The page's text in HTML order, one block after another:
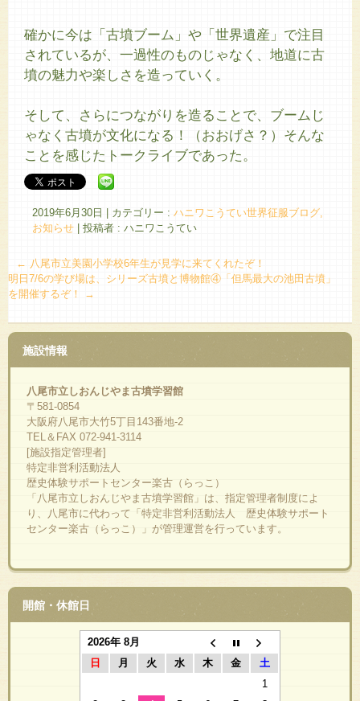
確かに今は「古墳ブーム」や「世界遺産」で注目
されているが、一過性のものじゃなく、地道に古
墳の魅力や楽しさを造っていく。
そして、さらにつながりを造ることで、ブームじ
ゃなく古墳が文化になる！（おおげさ？）そんな
ことを感じたトークライブであった。
2019年6月30日 カテゴリー : ハニワこうてい世界征服ブログ,
お知らせ
投稿者 : ハニワこうてい
← 八尾市立美園小学校6年生が見学に来てくれたぞ！
明日7/6の学び場は、シリーズ古墳と博物館④「但馬最大の池田古墳」
を開催するぞ！
→
施設情報
八尾市立しおんじやま古墳学習館
〒581-0854
大阪府八尾市大竹5丁目143番地-2
TEL＆FAX 072-941-3114
[施設指定管理者]
特定非営利活動法人
歴史体験サポートセンター楽古（らっこ）
「八尾市立しおんじやま古墳学習館」は、指定管理者制度によ
り、八尾市に代わって「特定非営利活動法人 歴史体験サポート
センター楽古（らっこ）」が管理運営を行っています。
開館・休館日
2026年 8月
日
月 火 水 木 金
土
1